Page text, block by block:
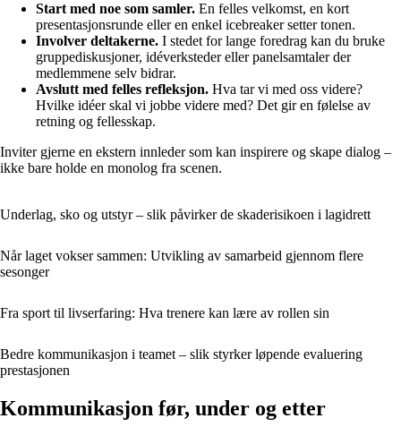
Start med noe som samler. En felles velkomst, en kort
presentasjonsrunde eller en enkel icebreaker setter tonen.
Involver deltakerne. I stedet for lange foredrag kan du bruke
gruppediskusjoner, idéverksteder eller panelsamtaler der
medlemmene selv bidrar.
Avslutt med felles refleksjon. Hva tar vi med oss videre?
Hvilke idéer skal vi jobbe videre med? Det gir en følelse av
retning og fellesskap.
Inviter gjerne en ekstern innleder som kan inspirere og skape dialog –
ikke bare holde en monolog fra scenen.
Underlag, sko og utstyr – slik påvirker de skaderisikoen i lagidrett
Når laget vokser sammen: Utvikling av samarbeid gjennom flere
sesonger
Fra sport til livserfaring: Hva trenere kan lære av rollen sin
Bedre kommunikasjon i teamet – slik styrker løpende evaluering
prestasjonen
Kommunikasjon før, under og etter